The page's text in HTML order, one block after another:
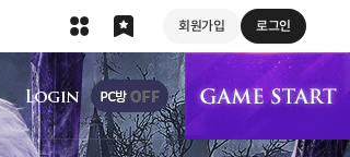
회원가입 로그인
상단 메뉴